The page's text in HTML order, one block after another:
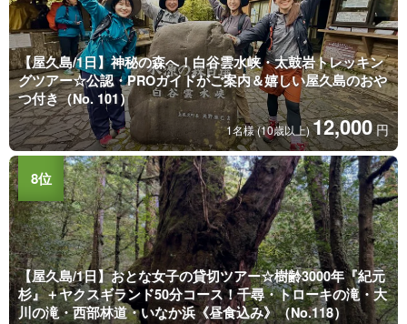
【屋久島/1日】神秘の森へ！白谷雲水峡・太鼓岩トレッキン
グツアー☆公認・PROガイドがご案内＆嬉しい屋久島のおや
つ付き（No. 101）
1名様 (10歳以上)12,000 円
【屋久島/1日】おとな女子の貸切ツアー☆樹齢3000年『紀元
杉』＋ヤクスギランド50分コース！千尋・トローキの滝・大
川の滝・西部林道・いなか浜《昼食込み》（No.118）